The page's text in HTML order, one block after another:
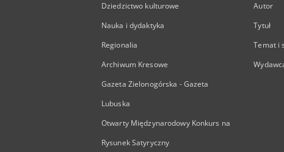
Dziedzictwo kulturowe
Nauka i dydaktyka
Regionalia
Archiwum Kresowe
Gazeta Zielonogórska - Gazeta
Lubuska
Otwarty Międzynarodowy Konkurs na
Rysunek Satyryczny
Autor
Tytuł
Temat i